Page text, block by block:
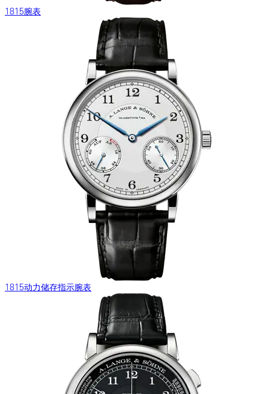
1815腕表
1815动力储存指示腕表